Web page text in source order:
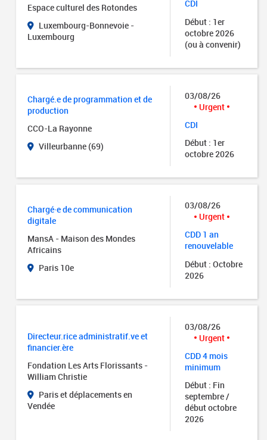
Espace culturel des Rotondes
Luxembourg-Bonnevoie -
Luxembourg
CDI
Début : 1er
octobre 2026
(ou à convenir)
Chargé.e de programmation et de
production
CCO-La Rayonne
Villeurbanne (69)
03/08/26
Urgent
CDI
Début : 1er
octobre 2026
Chargé·e de communication
digitale
MansA - Maison des Mondes
Africains
Paris 10e
03/08/26
Urgent
CDD 1 an
renouvelable
Début : Octobre
2026
Directeur.rice administratif.ve et
financier.ère
Fondation Les Arts Florissants -
William Christie
Paris et déplacements en
Vendée
03/08/26
Urgent
CDD 4 mois
minimum
Début : Fin
septembre /
début octobre
2026